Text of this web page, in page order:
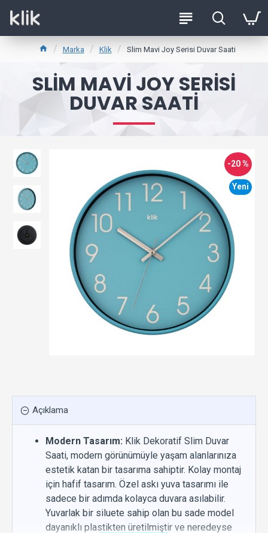
Marka Klik Slim Mavi Joy Serisi Duvar Saati
SLIM MAVI JOY SERISI
DUVAR SAATI
Yeni
-20 %
Açıklama
Modern Tasarım: Klik Dekoratif Slim Duvar
Saati, modern görünümüyle yaşam alanlarınıza
estetik katan bir tasarıma sahiptir. Kolay montaj
için hafif tasarım. Özel askı yuva tasarımı ile
sadece bir adımda kolayca duvara asılabilir.
Yuvarlak bir siluete sahip olan bu sade model
dayanıklı plastikten üretilmiştir ve neredeyse